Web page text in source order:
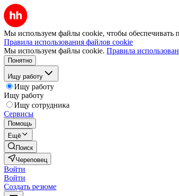
Мы используем файлы cookie, чтобы обеспечивать
Правила использования файлов cookie
Мы используем файлы cookie. Правила
Понятно
Ищу работу
Ищу работу
Ищу работу
Ищу сотрудника
Сервисы
Помощь
Ещё
Поиск
Череповец
Войти
Войти
Создать резюме